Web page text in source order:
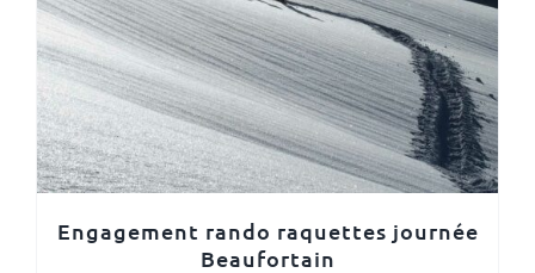
Engagement rando raquettes journée
Beaufortain